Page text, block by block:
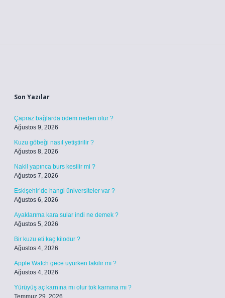
Son Yazılar
Çapraz bağlarda ödem neden olur ?
Ağustos 9, 2026
Kuzu göbeği nasıl yetiştirilir ?
Ağustos 8, 2026
Nakil yapınca burs kesilir mi ?
Ağustos 7, 2026
Eskişehir’de hangi üniversiteler var ?
Ağustos 6, 2026
Ayaklarıma kara sular indi ne demek ?
Ağustos 5, 2026
Bir kuzu eti kaç kilodur ?
Ağustos 4, 2026
Apple Watch gece uyurken takılır mı ?
Ağustos 4, 2026
Yürüyüş aç karnına mı olur tok karnına mı ?
Temmuz 29, 2026